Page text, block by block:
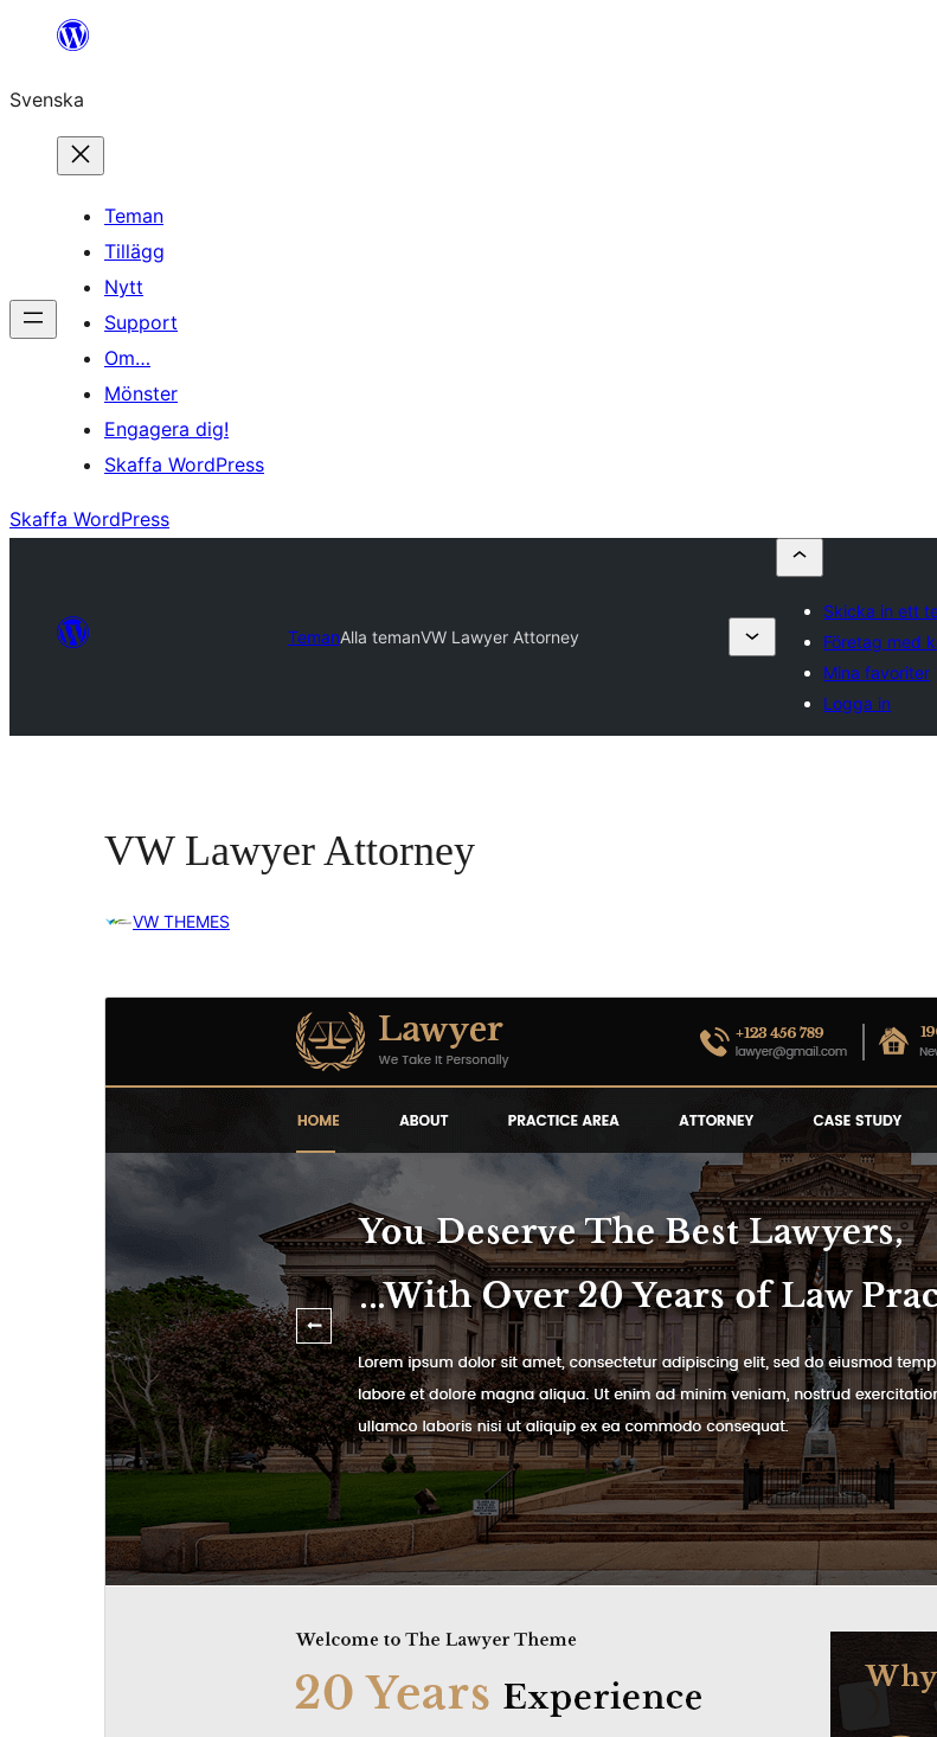
Hoppa
innehåll
Svenska
Teman
Tillägg
Nytt
Support
Om…
Mönster
Engagera dig!
Skaffa WordPress
Skaffa WordPress
TemanAlla temanVW Lawyer Attorney
Skicka in ett
Företag med
Mina favoriter
Logga in
VW Lawyer Attorney
VW THEMES